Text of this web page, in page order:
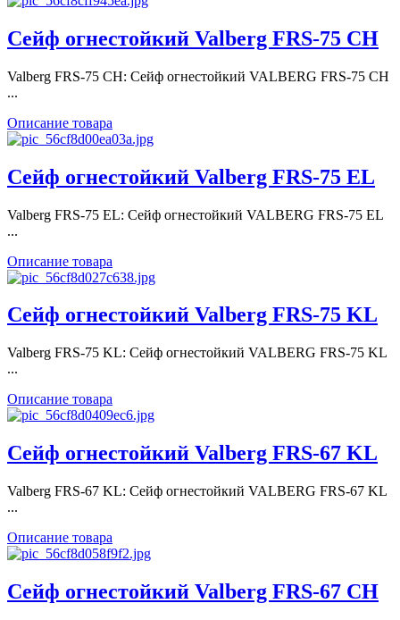
Сейф огнестойкий Valberg FRS-75 CH
Valberg FRS-75 CH: Сейф огнестойкий VALBERG FRS-75 CH
...
Описание товара
Сейф огнестойкий Valberg FRS-75 EL
Valberg FRS-75 EL: Сейф огнестойкий VALBERG FRS-75 EL
...
Описание товара
Сейф огнестойкий Valberg FRS-75 KL
Valberg FRS-75 KL: Сейф огнестойкий VALBERG FRS-75 KL
...
Описание товара
Сейф огнестойкий Valberg FRS-67 KL
Valberg FRS-67 KL: Сейф огнестойкий VALBERG FRS-67 KL
...
Описание товара
Сейф огнестойкий Valberg FRS-67 CH